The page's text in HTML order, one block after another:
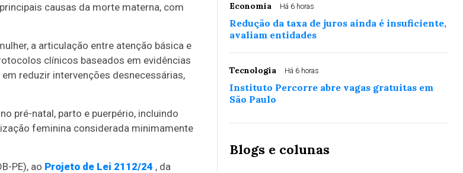
causas da morte materna, com
a articulação entre atenção básica e
clínicos baseados em evidências
reduzir intervenções desnecessárias,
pré-natal, parto e puerpério, incluindo
feminina considerada minimamente
PE), ao Projeto de Lei 2112/24 , da
Economia Há 6 horas
Redução da taxa de juros ainda é insuficiente,
avaliam entidades
Tecnologia Há 6 horas
Instituto Percorre abre vagas gratuitas em
São Paulo
Blogs e colunas